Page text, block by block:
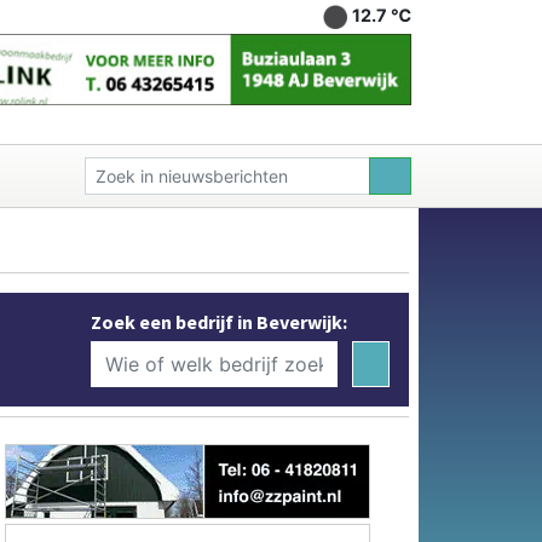
12.7 ℃
Zoek een bedrijf in Beverwijk: